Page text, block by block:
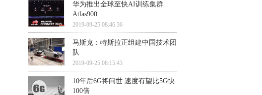
华为推出全球至快AI训练集群
Atlas900
2019-09-25 08:46:36
马斯克：特斯拉正组建中国技术团
队
2019-09-25 08:15:43
10年后6G将问世 速度有望比5G快
100倍